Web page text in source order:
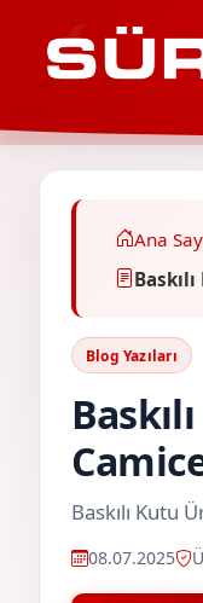
Ana
Blog Yazıları
Baskılı Kutu
08.07.2025